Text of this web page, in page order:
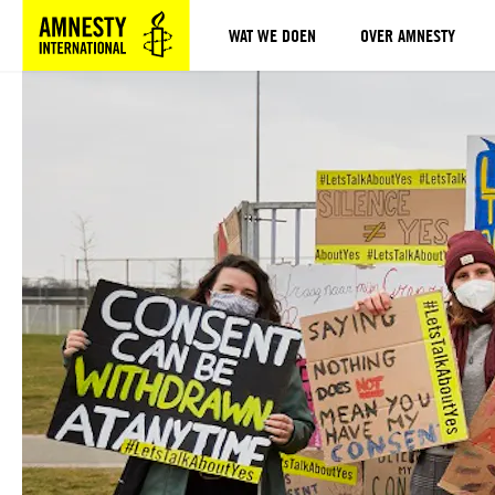
Sla navigatie over
WAT WE DOEN OVER AMNESTY